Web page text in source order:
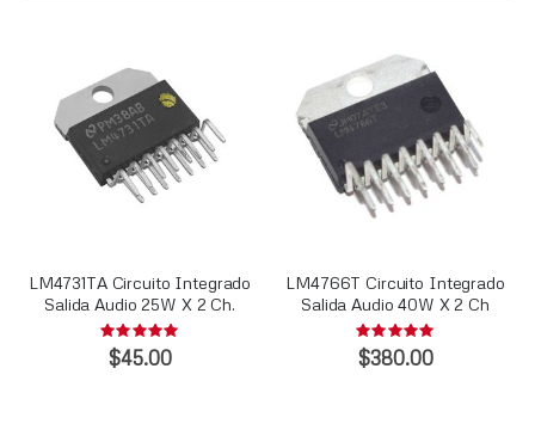
LM4731TA Circuito Integrado
Salida Audio 25W X 2 Ch.
Rating:
0%
$45.00
LM4766T Circuito Integrado
Salida Audio 40W X 2 Ch
Rating:
0%
$380.00